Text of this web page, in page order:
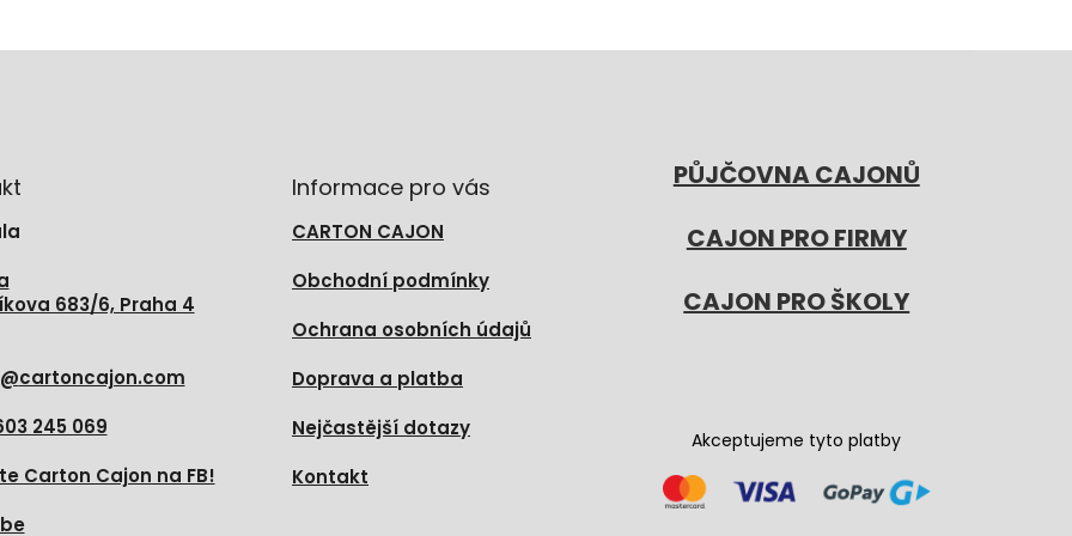
683/6, Praha 4
@cartoncajon.com
245 069
Carton Cajon na FB!
Informace pro vás
CARTON CAJON
Obchodní podmínky
Ochrana osobních údajů
Doprava a platba
Nejčastější dotazy
Kontakt
PŮJČOVNA CAJONŮ
CAJON PRO FIRMY
CAJON PRO ŠKOLY
Akceptujeme tyto platby